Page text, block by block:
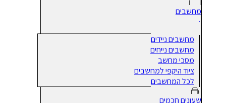
מחשבים
מחשבים ניידים
מחשבים נייחים
מסכי מחשב
ציוד היקפי למחשבים
לכל המחשבים
שעונים חכמים